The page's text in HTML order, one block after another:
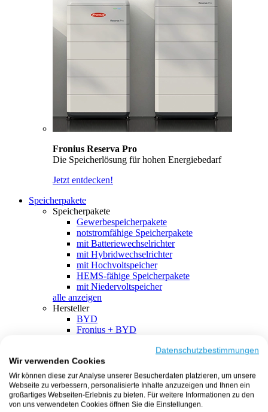
Fronius Reserva Pro
Die Speicherlösung für hohen Energiebedarf
Jetzt entdecken!
Speicherpakete
Speicherpakete
Gewerbespeicherpakete
notstromfähige Speicherpakete
mit Batteriewechselrichter
mit Hybridwechselrichter
mit Hochvoltspeicher
HEMS-fähige Speicherpakete
mit Niedervoltspeicher
alle anzeigen
Hersteller
BYD
Fronius + BYD
SMA + BYD
EcoFlow
EcoFlow + EcoFlow
FENECON
FENECON + FENECON
Datenschutzbestimmungen
Wir verwenden Cookies
Wir können diese zur Analyse unserer Besucherdaten platzieren, um unsere
Webseite zu verbessern, personalisierte Inhalte anzuzeigen und Ihnen ein
großartiges Webseiten-Erlebnis zu bieten. Für weitere Informationen zu den
von uns verwendeten Cookies öffnen Sie die Einstellungen.